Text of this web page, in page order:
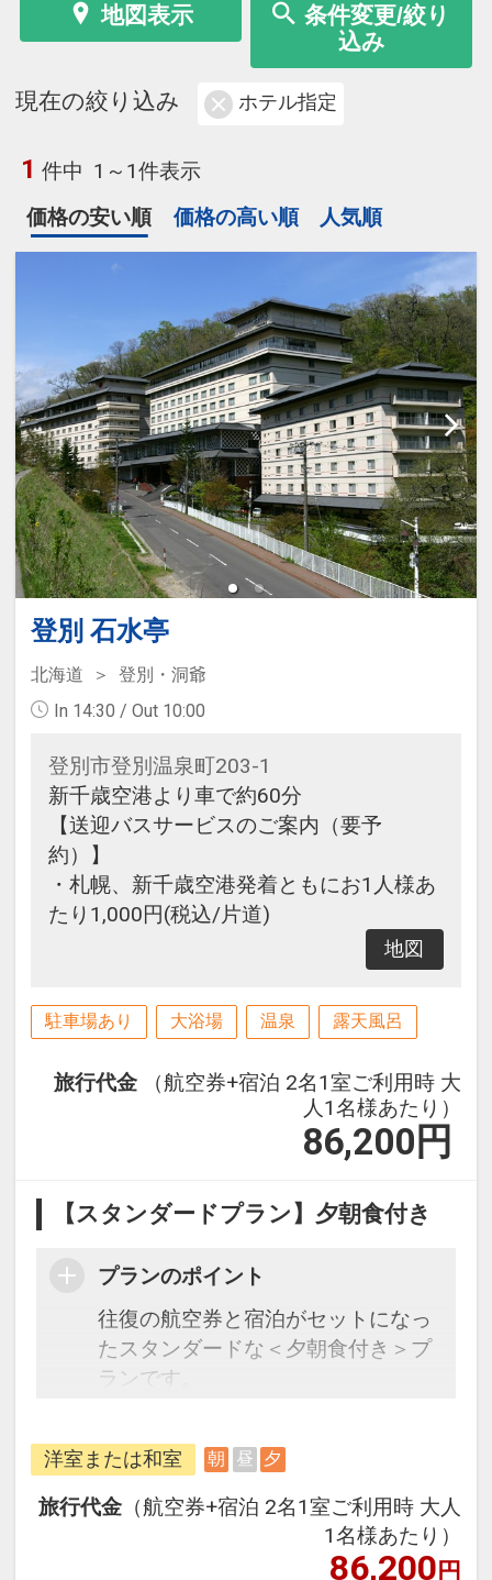
地図表示
条件変更/絞り
込み
現在の絞り込み ホテル指定
1 件中 1～1件表示
価格の安い順
価格の高い順 人気順
登別 石水亭
北海道
登別・洞爺
In 14:30 / Out 10:00
登別市登別温泉町203-1
新千歳空港より車で約60分
【送迎バスサービスのご案内（要予
約）】
・札幌、新千歳空港発着ともにお1人様あ
たり1,000円(税込/片道)
地図
駐車場あり 大浴場 温泉 露天風呂
旅行代金
（航空券+宿泊 2名1室ご利用時 大
人1名様あたり）
86,200 円
【スタンダードプラン】夕朝食付き
プランのポイント
往復の航空券と宿泊がセットになっ
たスタンダードな＜夕朝食付き＞プ
ランです。
できるダイナミックパッケージだか
ら、一都市滞在はもちろん周遊旅行
にも最適！
旅行期間中の1泊だけの宿泊や延
泊・飛び泊なども自由自在です。
洋室または和室 朝 昼 夕
旅行代金 （航空券+宿泊 2名1室ご利用時 大人
1名様あたり）
86,200円